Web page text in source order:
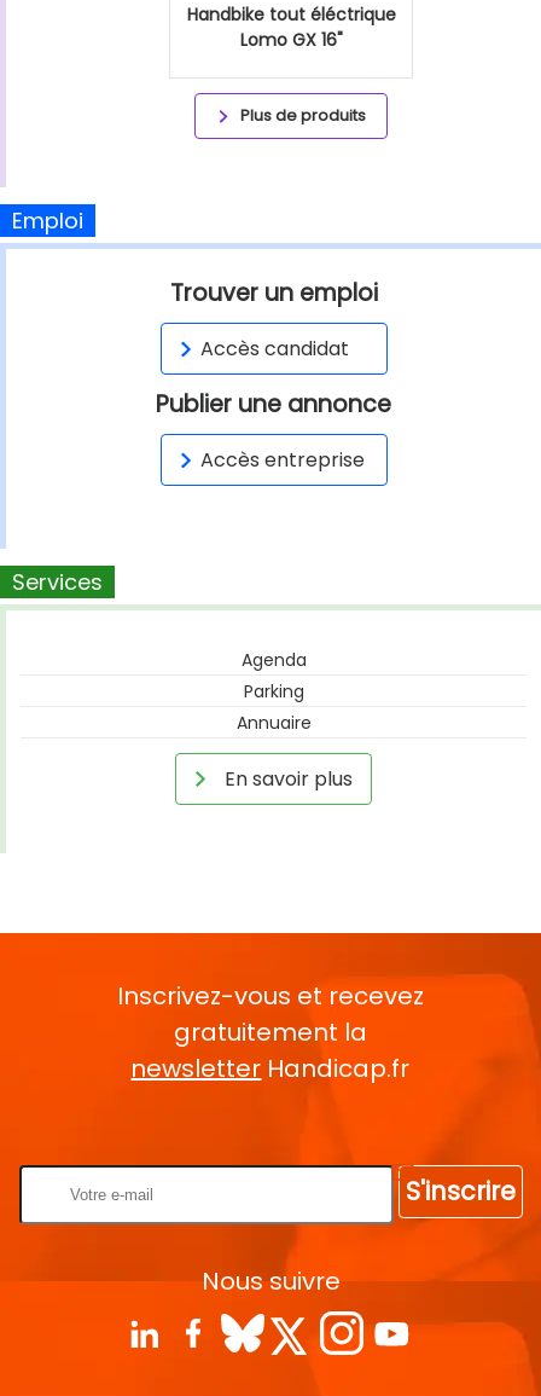
Handbike tout éléctrique
Lomo GX 16"
Plus de produits
Emploi
Trouver un emploi
Accès candidat
Publier une annonce
Accès entreprise
Services
Agenda
Parking
Annuaire
En savoir plus
Inscrivez-vous et recevez
gratuitement la
newsletter Handicap.fr
S'inscrire
Nous suivre